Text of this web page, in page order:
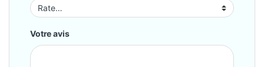
Votre avis